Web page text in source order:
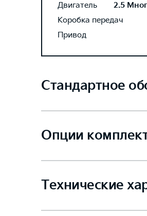
Двигатель
2.5
Коробка передач
Привод
Стандартное
Опции
Технические